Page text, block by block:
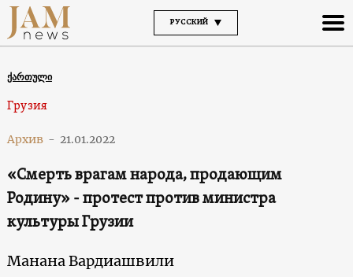
РУССКИЙ
ქართული
Грузия
Архив - 21.01.2022
«Смерть врагам народа, продающим
Родину» - протест против министра
культуры Грузии
Манана Вардиашвили